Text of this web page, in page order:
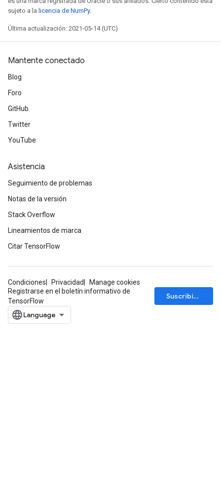
sujeto a la licencia de NumPy.
Última actualización: 2021-05-14 (UTC)
Mantente conectado
Blog
Foro
GitHub
Twitter
YouTube
Asistencia
Seguimiento de problemas
Notas de la versión
Stack Overflow
Lineamientos de marca
Citar TensorFlow
Condiciones Privacidad
Manage cookies
Registrarse en el boletín informativo de
TensorFlow
Suscribirse